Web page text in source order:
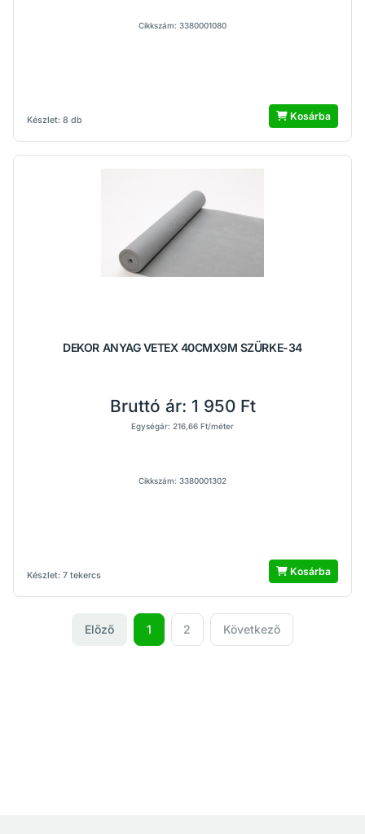
Készlet: 8 db
Cikkszám: 3380001080
Kosárba
DEKOR ANYAG VETEX 40CMX9M SZÜRKE-34
Készlet: 7 tekercs
Bruttó ár: 1 950 Ft
Egységár: 216,66 Ft/méter
Cikkszám: 3380001302
Kosárba
Előző 1 2 Következő